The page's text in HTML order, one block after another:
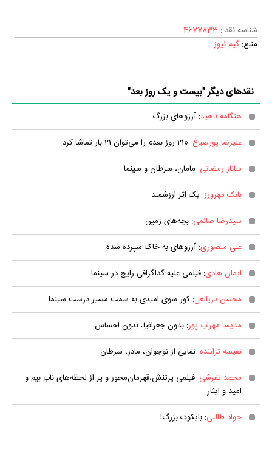
شناسه نقد : 4677833
منبع:گیم نیوز
نقدهای دیگر "بیست و یک روز بعد"
هنگامه ناهید: آرزوهای بزرگ
علیرضا پورصباغ: «21 روز بعد» را می‌توان 21 بار تماشا کرد
ساناز رمضانی: مامان، سرطان و سینما
بابک مهرورز: یک اثر ارزشمند
سیدرضا صائمی: بچه‌های زمین
علی منصوری: آرزوهای به خاک سپرده شده
ایمان هادی: فیلمی علیه گداگرافی رایج در سینما
محسن دریالعل: کور سوی امیدی به سمت مسیر درست سینما
مدیسا مهراب پور: بدون جغرافیا، بدون احساس
نفیسه ترابنده: نمایی از نوجوان، مادر، سرطان
محمد تفرشی: فیلمی پرتنش،قهرمان‌محور و پر از لحظه‌های ناب بیم و
امید و ایثار
جواد طالبی: بایکوت بزرگ!